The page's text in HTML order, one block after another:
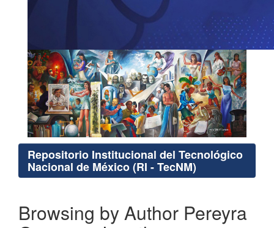
Repositorio Institucional del Tecnológico
Nacional de México (RI - TecNM)
Browsing by Author Pereyra